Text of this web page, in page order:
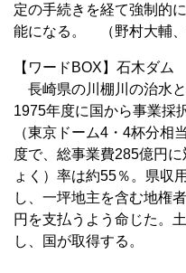
定の手続きを経て強制的
能になる。 （野村大輔、
【ワードBOX】石木ダム
長崎県の川棚川の治水と
1975年度に国から事業採
（東京ドーム4・4杯分相
度で、総事業費285億円
ょく）率は約55％。県収
し、一坪地主を含む地権
円を支払うよう命じた。
し、国が取得する。